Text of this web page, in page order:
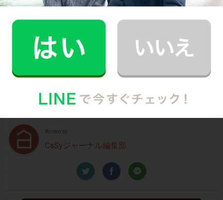
万が一の物損も損害保険があるから安心
（適応の範囲内）
初めての家事代行でどうお願いすればいいのか分からな
い…、どんなスタッフが来るのか不安…といった方のため
2時間5,900円（税込･交通費込）のお試しプラン
少しでも興味を持っていただけましたら、CaSyで家事代
行デビューしてみませんか？
Written by
CaSyジャーナル編集部